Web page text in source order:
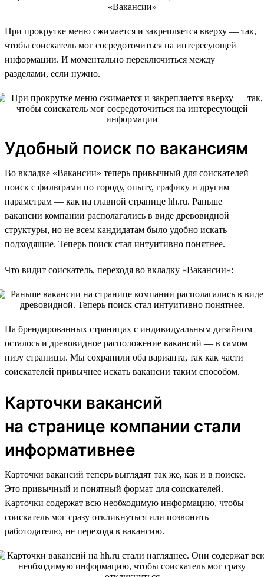
При прокрутке меню сжимается и закрепляется вверху — так,
чтобы соискатель мог сосредоточиться на интересующей
информации. И моментально переключиться между
разделами, если нужно.
Удобный поиск по вакансиям
Во вкладке «Вакансии» теперь привычный для соискателей
поиск с фильтрами по городу, опыту, графику и другим
параметрам — как на главной странице hh.ru. Раньше
вакансии компании располагались в виде древовидной
структуры, но не всем кандидатам было удобно искать
подходящие. Теперь поиск стал интуитивно понятнее.
Что видит соискатель, переходя во вкладку «Вакансии»:
На брендированных страницах с индивидуальным дизайном
осталось и древовидное расположение вакансий — в самом
низу страницы. Мы сохранили оба варианта, так как части
соискателей привычнее искать вакансии таким способом.
Карточки вакансий
на странице компании стали
информативнее
Карточки вакансий теперь выглядят так же, как и в поиске.
Это привычный и понятный формат для соискателей.
Карточки содержат всю необходимую информацию, чтобы
соискатель мог сразу откликнуться или позвонить
работодателю, не переходя в вакансию.